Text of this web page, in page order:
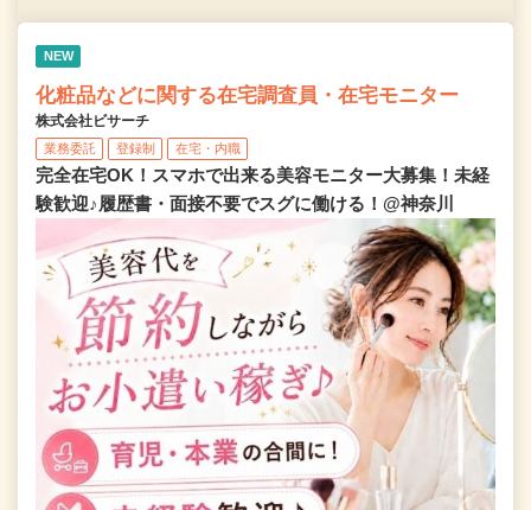
NEW
化粧品などに関する在宅調査員・在宅モニター
株式会社ビサーチ
業務委託 登録制 在宅・内職
完全在宅OK！スマホで出来る美容モニター大募集！未経
験歓迎♪履歴書・面接不要でスグに働ける！@神奈川